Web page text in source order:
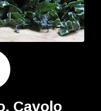
Cavolo